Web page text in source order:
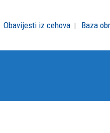
Obavijesti iz cehova Baza